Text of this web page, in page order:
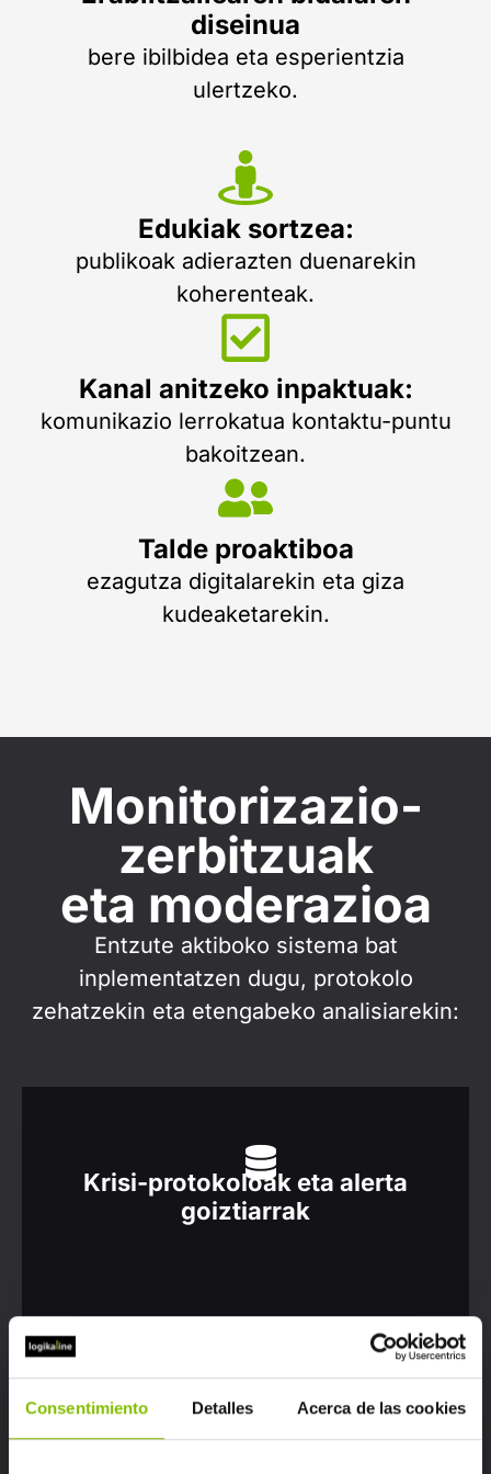
Consentimiento Detalles Acerca de las cookies
diseinua
bere ibilbidea eta esperientzia
ulertzeko.
Edukiak sortzea:
publikoak adierazten duenarekin
koherenteak.
Kanal anitzeko inpaktuak:
komunikazio lerrokatua kontaktu-puntu
bakoitzean.
Talde proaktiboa
ezagutza digitalarekin eta giza
kudeaketarekin.
Monitorizazio-
zerbitzuak
eta moderazioa
Entzute aktiboko sistema bat
inplementatzen dugu, protokolo
zehatzekin eta etengabeko analisiarekin:
Krisi-protokoloak eta alerta
goiztiarrak